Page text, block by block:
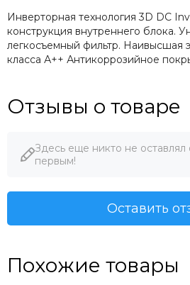
Инверторная технология 3D DC
конструкция внутреннего блока.
легкосъемный фильтр. Наивысшая
класса А++ Антикоррозийное
Отзывы о товаре
Здесь еще никто не оставлял
первым!
Оставить
Похожие товары